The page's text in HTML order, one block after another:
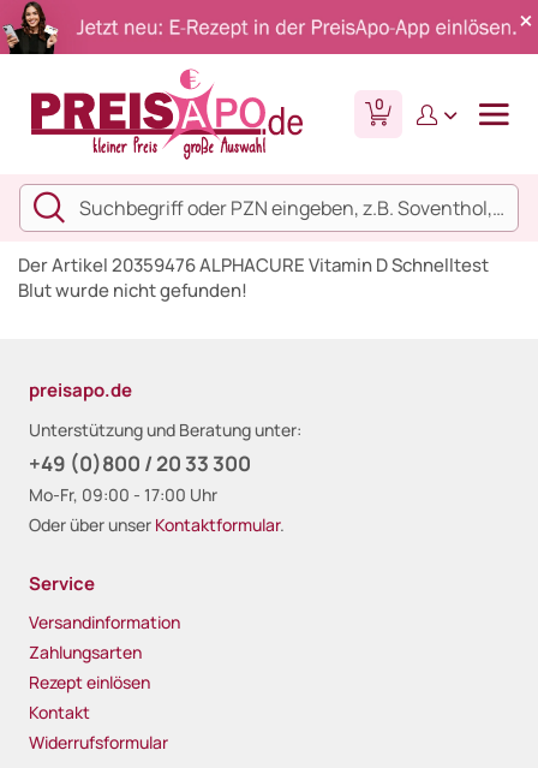
0
Der Artikel 20359476 ALPHACURE Vitamin D Schnelltest
Blut wurde nicht gefunden!
preisapo.de
Unterstützung und Beratung unter:
+49 (0)800 / 20 33 300
Mo-Fr, 09:00 - 17:00 Uhr
Oder über unser Kontaktformular.
Service
Versandinformation
Zahlungsarten
Rezept einlösen
Kontakt
Widerrufsformular